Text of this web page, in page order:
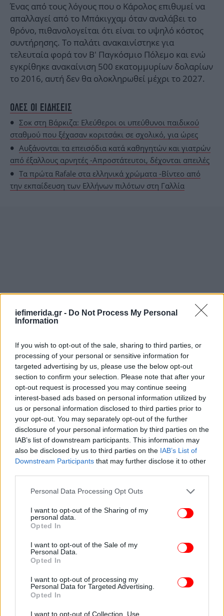
iefimerida.gr - Do Not Process My Personal
Information
If you wish to opt-out of the sale, sharing to third parties, or
processing of your personal or sensitive information for
targeted advertising by us, please use the below opt-out
section to confirm your selection. Please note that after your
opt-out request is processed you may continue seeing
interest-based ads based on personal information utilized by
us or personal information disclosed to third parties prior to
your opt-out. You may separately opt-out of the further
disclosure of your personal information by third parties on the
IAB’s list of downstream participants. This information may
also be disclosed by us to third parties on the IAB’s List of
Downstream Participants that may further disclose it to other
Please note that this website/app uses one or more Google
not limited to your visit or usage behaviour. You may click to
grant or deny consent to Google and its third-party tags to
use your data for below specified purposes in below Google
consent section.
Personal Data Processing Opt Outs
I want to opt-out of the Sharing of my
personal data.
Opted In
I want to opt-out of the Sale of my
Personal Data.
Opted In
I want to opt-out of processing my
Personal Data for Targeted Advertising.
Opted In
I want to opt-out of Collection, Use,
Ένας από τους λόγους που ο Κάρολος επιθυμεί να
απαλλαγεί από το Μπάκιγχαμ όταν αναλάβει το
θρόνο, πιθανολογείται ότι είναι το υψηλό κόστος
συντήρησης. Το παλάτι ανακαινίστηκε για
τελευταία φορά τον Β' Παγκόσμιο Πόλεμο και ενώ
εγκρίθηκε ανακαίνιση 500 εκατομμυρίων δολαρίων
το 2016, αυτή δεν θα ολοκληρωθεί μέχρι το 2027.
ΟΛΕΣ ΟΙ ΕΙΔΗΣΕΙΣ
Σοκ στη Βάρκιζα: Ελεύθεροι οι υπεύθυνοι παιδικού
σταθμού που ξέχασαν κοριτσάκι σε σχολικό, για ώρες
Αυξάνονται τα επεισόδια κατά καθηγητών και γιατρών
από έξαλλους αρνητές -Απροστάτευτοι, δέχονται απειλές
Τα πρώτα Rafale στα ελληνικά χρώματα -Βίντεο από
την εκπαίδευση των Ελλήνων πιλότων στη Γαλλία